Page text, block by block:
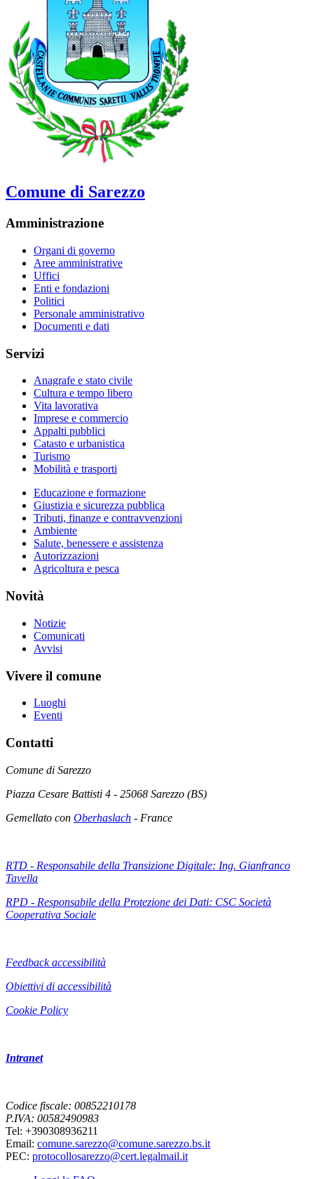
Comune di Sarezzo
Amministrazione
Organi di governo
Aree amministrative
Uffici
Enti e fondazioni
Politici
Personale amministrativo
Documenti e dati
Servizi
Anagrafe e stato civile
Cultura e tempo libero
Vita lavorativa
Imprese e commercio
Appalti pubblici
Catasto e urbanistica
Turismo
Mobilità e trasporti
Educazione e formazione
Giustizia e sicurezza pubblica
Tributi, finanze e contravvenzioni
Ambiente
Salute, benessere e assistenza
Autorizzazioni
Agricoltura e pesca
Novità
Notizie
Comunicati
Avvisi
Vivere il comune
Luoghi
Eventi
Contatti
Comune di Sarezzo
Piazza Cesare Battisti 4 - 25068 Sarezzo (BS)
Gemellato con Oberhaslach - France
RTD - Responsabile della Transizione Digitale: Ing. Gianfranco
Tavella
RPD - Responsabile della Protezione dei Dati: CSC Società
Cooperativa Sociale
Feedback accessibilità
Obiettivi di accessibilità
Cookie Policy
Intranet
Codice fiscale: 00852210178
P.IVA: 00582490983
Tel: +390308936211
Email: comune.sarezzo@comune.sarezzo.bs.it
PEC: protocollosarezzo@cert.legalmail.it